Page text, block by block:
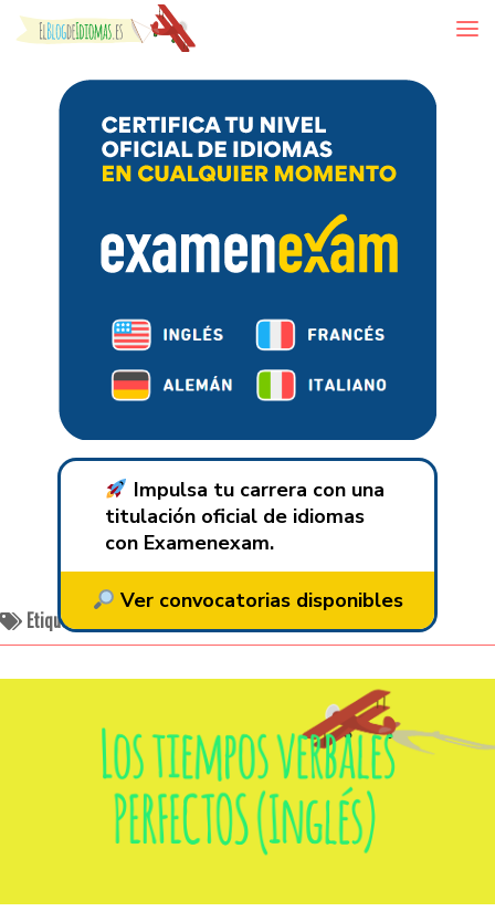
Skip to content
Impulsa tu carrera con una
titulación oficial de idiomas
con Examenexam.
Ver convocatorias disponibles
Etiquetado: